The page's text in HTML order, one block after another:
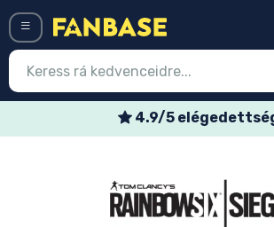
4.9/5
Legújabb cuccok